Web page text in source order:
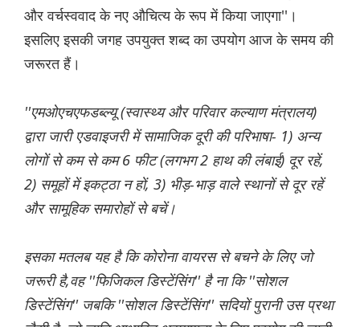
और वर्चस्ववाद के नए औचित्य के रूप में किया जाएगा''।
इसलिए इसकी जगह उपयुक्त शब्द का उपयोग आज के समय की
जरूरत हैं।
''एमओएचएफडब्ल्यू (स्वास्थ्य और परिवार कल्याण मंत्रालय)
द्वारा जारी एडवाइजरी में सामाजिक दूरी की परिभाषा- 1) अन्य
लोगों से कम से कम 6 फीट (लगभग 2 हाथ की लंबाई) दूर रहें,
2) समूहों में इकट्ठा न हों, 3) भीड़-भाड़ वाले स्थानों से दूर रहें
और सामूहिक समारोहों से बचें।
इसका मतलब यह है कि कोरोना वायरस से बचने के लिए जो
जरूरी है,वह ''फिजिकल डिस्टेंसिंग'' है ना कि ''सोशल
डिस्टेंसिंग'' जबकि ''सोशल डिस्टेंसिंग'' सदियों पुरानी उस प्रथा